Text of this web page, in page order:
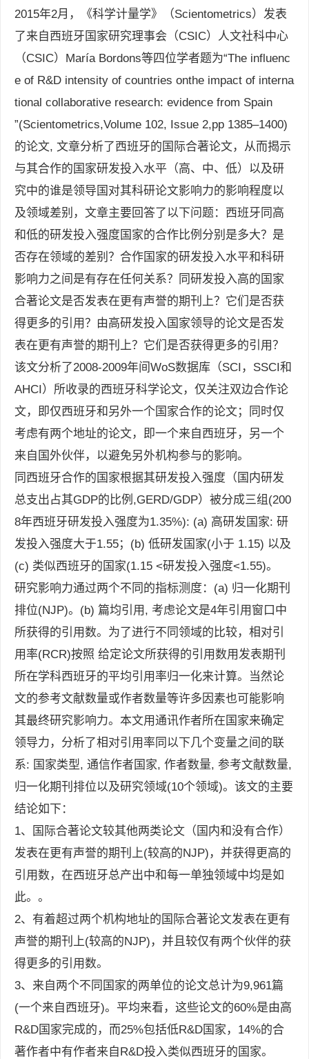
2015年2月，《科学计量学》（Scientometrics）发表
了来自西班牙国家研究理事会（CSIC）人文社科中心
（CSIC）María Bordons等四位学者题为“The influenc
e of R&D intensity of countries onthe impact of interna
tional collaborative research: evidence from Spain
”(Scientometrics,Volume 102, Issue 2,pp 1385–1400)
的论文, 文章分析了西班牙的国际合著论文，从而揭示
与其合作的国家研发投入水平（高、中、低）以及研
究中的谁是领导国对其科研论文影响力的影响程度以
及领域差别，文章主要回答了以下问题：西班牙同高
和低的研发投入强度国家的合作比例分别是多大？是
否存在领域的差别？合作国家的研发投入水平和科研
影响力之间是有存在任何关系？同研发投入高的国家
合著论文是否发表在更有声誉的期刊上？它们是否获
得更多的引用？由高研发投入国家领导的论文是否发
表在更有声誉的期刊上？它们是否获得更多的引用？
该文分析了2008-2009年间WoS数据库（SCI，SSCI和
AHCI）所收录的西班牙科学论文，仅关注双边合作论
文，即仅西班牙和另外一个国家合作的论文；同时仅
考虑有两个地址的论文，即一个来自西班牙，另一个
来自国外伙伴，以避免另外机构参与的影响。
同西班牙合作的国家根据其研发投入强度（国内研发
总支出占其GDP的比例,GERD/GDP）被分成三组(200
8年西班牙研发投入强度为1.35%): (a) 高研发国家: 研
发投入强度大于1.55；(b) 低研发国家(小于 1.15) 以及
(c) 类似西班牙的国家(1.15 <研发投入强度<1.55)。
研究影响力通过两个不同的指标测度：(a) 归一化期刊
排位(NJP)。(b) 篇均引用, 考虑论文是4年引用窗口中
所获得的引用数。为了进行不同领域的比较，相对引
用率(RCR)按照 给定论文所获得的引用数用发表期刊
所在学科西班牙的平均引用率归一化来计算。当然论
文的参考文献数量或作者数量等许多因素也可能影响
其最终研究影响力。本文用通讯作者所在国家来确定
领导力，分析了相对引用率同以下几个变量之间的联
系: 国家类型, 通信作者国家, 作者数量, 参考文献数量,
归一化期刊排位以及研究领域(10个领域)。该文的主要
结论如下：
1、国际合著论文较其他两类论文（国内和没有合作）
发表在更有声誉的期刊上(较高的NJP)，并获得更高的
引用数，在西班牙总产出中和每一单独领域中均是如
此。。
2、有着超过两个机构地址的国际合著论文发表在更有
声誉的期刊上(较高的NJP)，并且较仅有两个伙伴的获
得更多的引用数。
3、来自两个不同国家的两单位的论文总计为9,961篇
(一个来自西班牙)。平均来看，这些论文的60%是由高
R&D国家完成的，而25%包括低R&D国家，14%的合
著作者中有作者来自R&D投入类似西班牙的国家。